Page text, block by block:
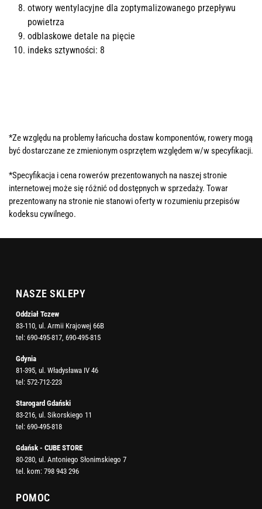
otwory wentylacyjne dla zoptymalizowanego przepływu
powietrza
odblaskowe detale na pięcie
indeks sztywności: 8
*Ze względu na problemy łańcucha dostaw komponentów, rowery mogą
być dostarczane ze zmienionym osprzętem względem w/w specyfikacji.
*Specyfikacja i cena rowerów prezentowanych na naszej stronie
internetowej może się różnić od dostępnych w sprzedaży. Towar
prezentowany na stronie nie stanowi oferty w rozumieniu przepisów
kodeksu cywilnego.
NASZE SKLEPY
Oddział Tczew
83-110, ul. Armii Krajowej 66B
tel: 690-495-817 690-495-815
Gdynia
81-395, ul. Władysława IV 46
tel: 572-712-223
Starogard Gdański
83-216, ul. Sikorskiego 11
tel: 690-495-818
Gdańsk - CUBE STORE
80-280, ul. Antoniego Słonimskiego 7
tel. kom: 798 943 296
POMOC